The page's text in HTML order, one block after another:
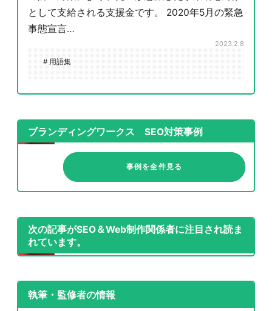
として支給される支援金です。 2020年5月の緊急
事態宣言…
2023.2.8
# 用語集
ブランディングワークス SEO対策事例
事例を全件見る
次の記事がSEO＆Web制作関係者に注目され読ま
れています。
執筆・監修者の情報